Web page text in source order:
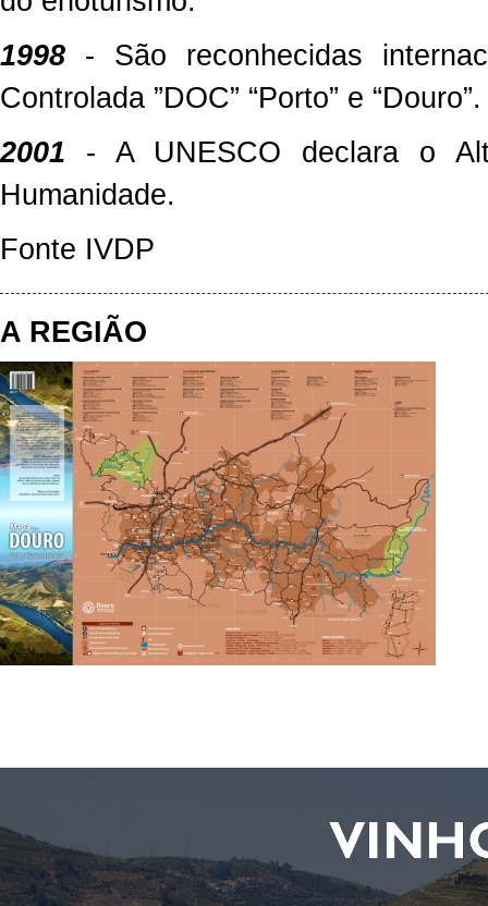
1998 - São reconhecidas
Controlada ”DOC” “Porto” e “Douro”.
2001 - A UNESCO declara o
Humanidade.
Fonte IVDP
A REGIÃO